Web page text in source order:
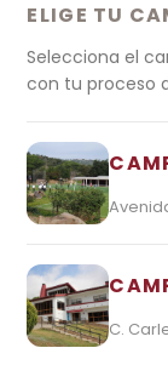
ELIGE TU
Selecciona el
con tu proceso
C.